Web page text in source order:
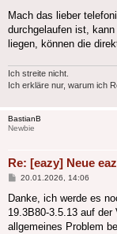
Mach das lieber
durchgelaufen ist,
liegen, können die
Ich streite nicht.
Ich erkläre nur, warum ich
BastianB
Newbie
Re: [eazy] Neue
Beitrag
20.01.2026, 14:06
Danke, ich werde es
19.3B80‑3.5.13 auf
allgemeines Problem